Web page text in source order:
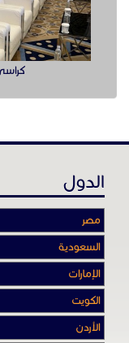
عن موقع
أدواتنا
والشـاري
والخـدمـات
تصفح في